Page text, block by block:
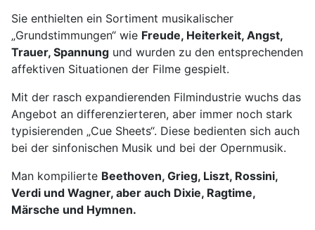
Sie enthielten ein Sortiment musikalischer
„Grundstimmungen“ wie Freude, Heiterkeit, Angst,
Trauer, Spannung und wurden zu den entsprechenden
affektiven Situationen der Filme gespielt.
Mit der rasch expandierenden Filmindustrie wuchs das
Angebot an differenzierteren, aber immer noch stark
typisierenden „Cue Sheets“. Diese bedienten sich auch
bei der sinfonischen Musik und bei der Opernmusik.
Man kompilierte Beethoven, Grieg, Liszt, Rossini,
Verdi und Wagner, aber auch Dixie, Ragtime,
Märsche und Hymnen.